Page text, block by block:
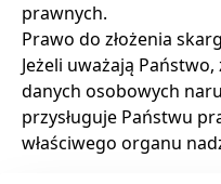
prawnych.
Prawo do złożenia
Jeżeli uważają
danych osobowych
przysługuje Państwu
właściwego organu